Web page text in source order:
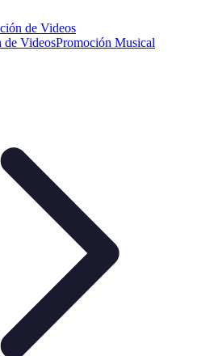
de Videos
de VideosPromoción Musical